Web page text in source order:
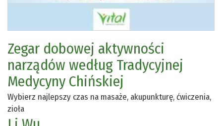
Zegar dobowej aktywności
narządów według Tradycyjnej
Medycyny Chińskiej
Wybierz najlepszy czas na masaże, akupunkturę, ćwiczenia,
zioła